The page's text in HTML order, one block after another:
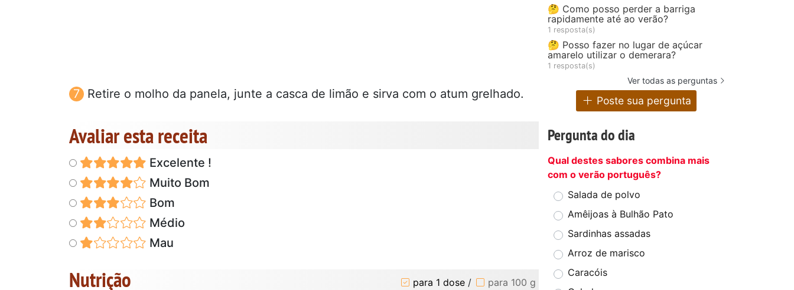
Retire o molho da panela, junte a casca de limão e sirva com o atum grelhado.
Avaliar esta receita
Excelente !
Muito Bom
Bom
Médio
Mau
Nutrição para 1 dose / para 100 g
🤔 Como posso perder a barriga
rapidamente até ao verão?
1 resposta(s)
🤔 Posso fazer no lugar de açúcar
amarelo utilizar o demerara?
1 resposta(s)
Ver todas as perguntas
Poste sua pergunta
Pergunta do dia
Qual destes sabores combina mais
com o verão português?
Salada de polvo
Amêijoas à Bulhão Pato
Sardinhas assadas
Arroz de marisco
Caracóis